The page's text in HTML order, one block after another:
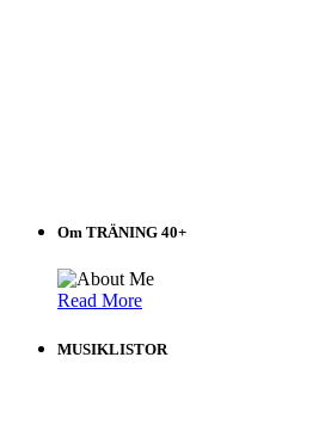
Om TRÄNING 40+
Read More
MUSIKLISTOR